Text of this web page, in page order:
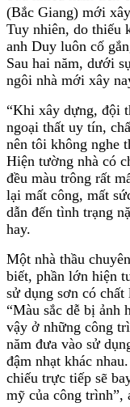
(Bắc Giang) mới
Tuy nhiên, do thiếu
anh Duy luôn cố
Sau hai năm, dưới
ngôi nhà mới xây
“Khi xây dựng, đội
ngoại thất uy tín,
nên tôi không nghe
Hiện tường nhà có
đều màu trông rất
lại mất công, mất
dẫn đến tình trạng
hay.
Một nhà thầu
biết, phần lớn hiện
sử dụng sơn có
“Màu sắc dễ bị
vậy ở những công
năm đưa vào sử
đậm nhạt khác
chiếu trực tiếp sẽ
mỹ của công trình”,